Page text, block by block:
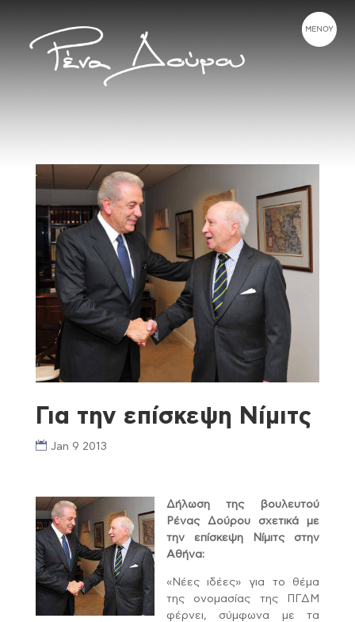
Για την επίσκεψη Νίμιτς
Jan 9 2013
Δήλωση της βουλευτού
Ρένας Δούρου σχετικά με
την επίσκεψη Νίμιτς στην
Αθήνα:
«Νέες ιδέες» για το θέμα
της ονομασίας της ΠΓΔΜ
φέρνει, σύμφωνα με τα